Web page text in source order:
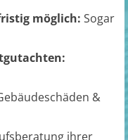
möglich: Sogar
&
ihrer